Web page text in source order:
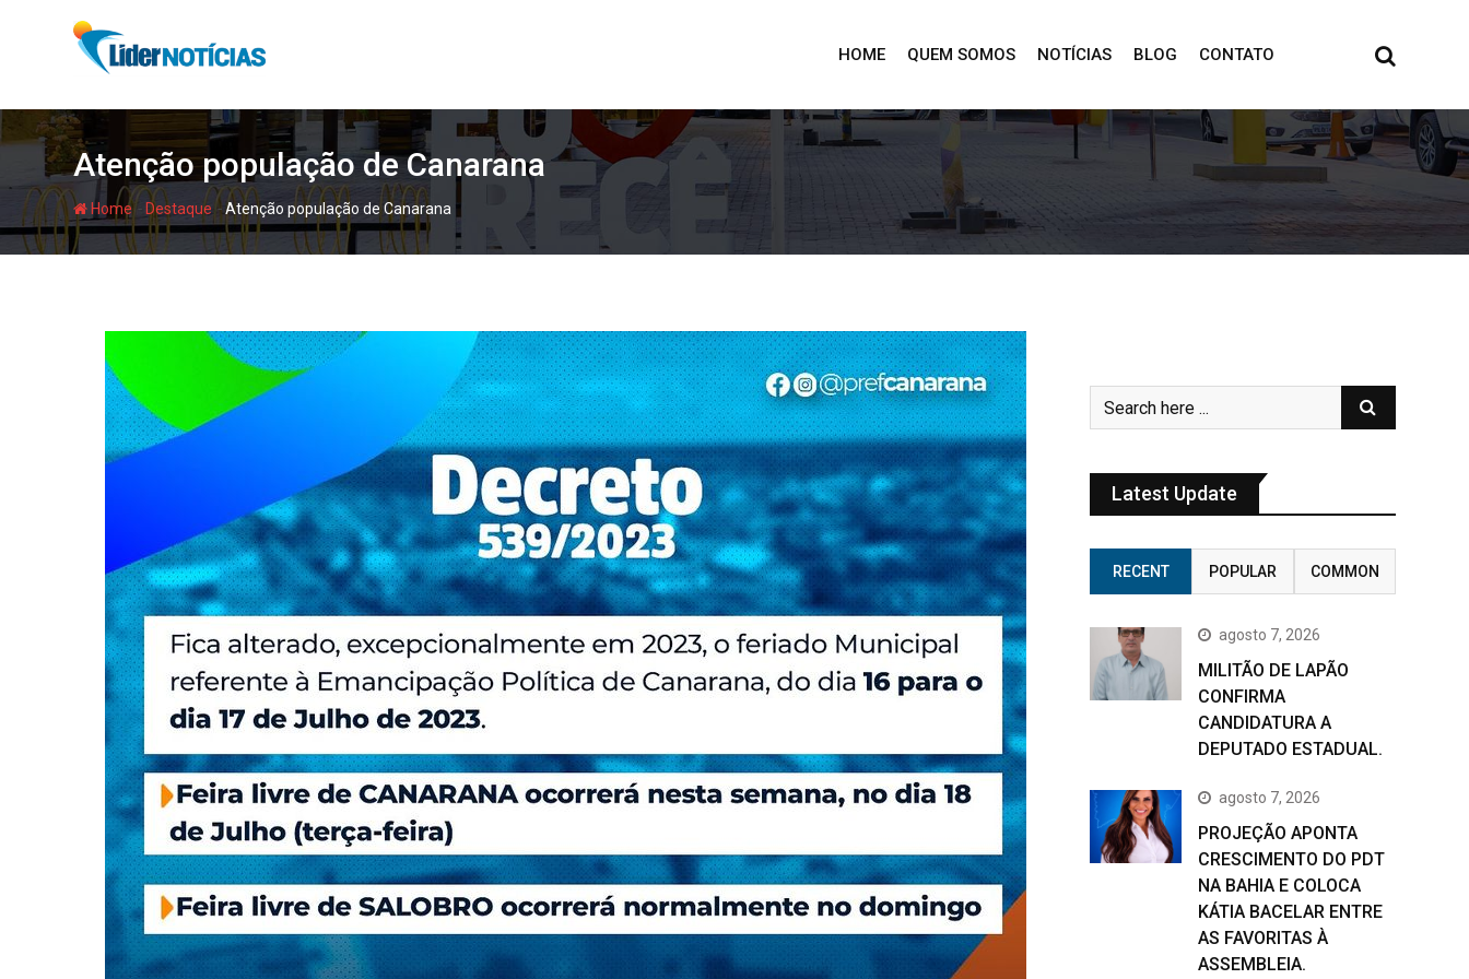
HOME QUEM SOMOS NOTÍCIAS BLOG CONTATO
Atenção população de Canarana
Home - Destaque -Atenção população de Canarana
Latest Update
RECENT POPULAR COMMON
agosto 7, 2026
MILITÃO DE LAPÃO
CONFIRMA
CANDIDATURA A
DEPUTADO ESTADUAL.
agosto 7, 2026
PROJEÇÃO APONTA
CRESCIMENTO DO PDT
NA BAHIA E COLOCA
KÁTIA BACELAR ENTRE
AS FAVORITAS À
ASSEMBLEIA.